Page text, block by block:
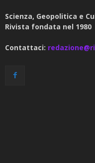
Scienza, Geopolitica e
Rivista fondata nel 1980
Contattaci: